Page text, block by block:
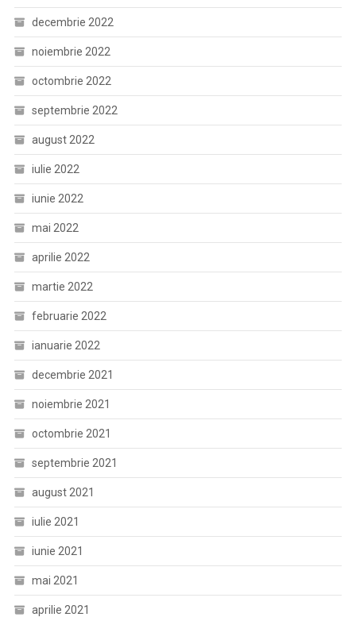
decembrie 2022
noiembrie 2022
octombrie 2022
septembrie 2022
august 2022
iulie 2022
iunie 2022
mai 2022
aprilie 2022
martie 2022
februarie 2022
ianuarie 2022
decembrie 2021
noiembrie 2021
octombrie 2021
septembrie 2021
august 2021
iulie 2021
iunie 2021
mai 2021
aprilie 2021